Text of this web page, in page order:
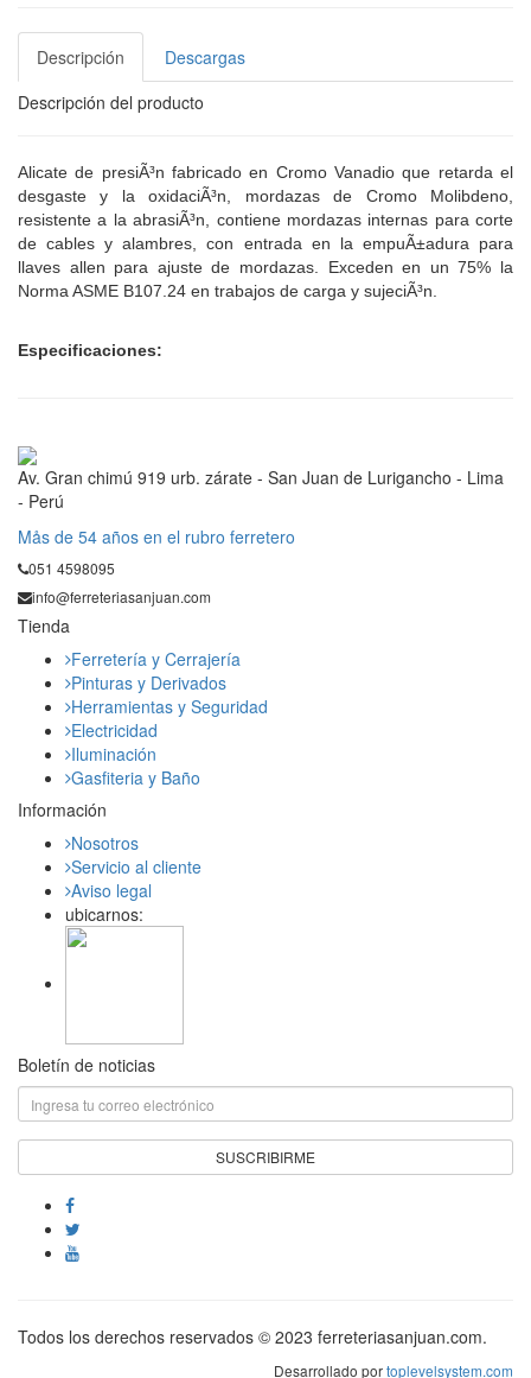
Descripción
Descargas
Descripción del producto
Alicate de presiÃ³n fabricado en Cromo Vanadio que retarda el
desgaste y la oxidaciÃ³n, mordazas de Cromo Molibdeno,
resistente a la abrasiÃ³n, contiene mordazas internas para corte
de cables y alambres, con entrada en la empuÃ±adura para
llaves allen para ajuste de mordazas. Exceden en un 75% la
Norma ASME B107.24 en trabajos de carga y sujeciÃ³n.
Especificaciones:
Av. Gran chimú 919 urb. zárate - San Juan de Lurigancho - Lima
- Perú
Mås de 54 años en el rubro ferretero
051 4598095
info@ferreteriasanjuan.com
Tienda
Ferretería y Cerrajería
Pinturas y Derivados
Herramientas y Seguridad
Electricidad
Iluminación
Gasfiteria y Baño
Información
Nosotros
Servicio al cliente
Aviso legal
ubicarnos:
Boletín de noticias
Todos los derechos reservados © 2023 ferreteriasanjuan.com.
Desarrollado portoplevelsystem.com